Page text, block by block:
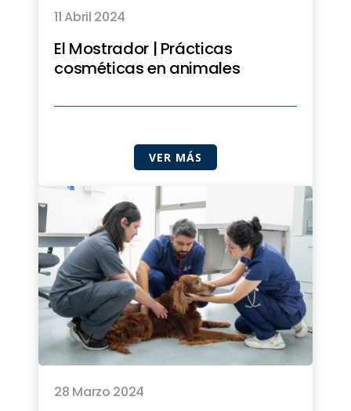
11 Abril 2024
El Mostrador | Prácticas
cosméticas en animales
VER MÁS
28 Marzo 2024